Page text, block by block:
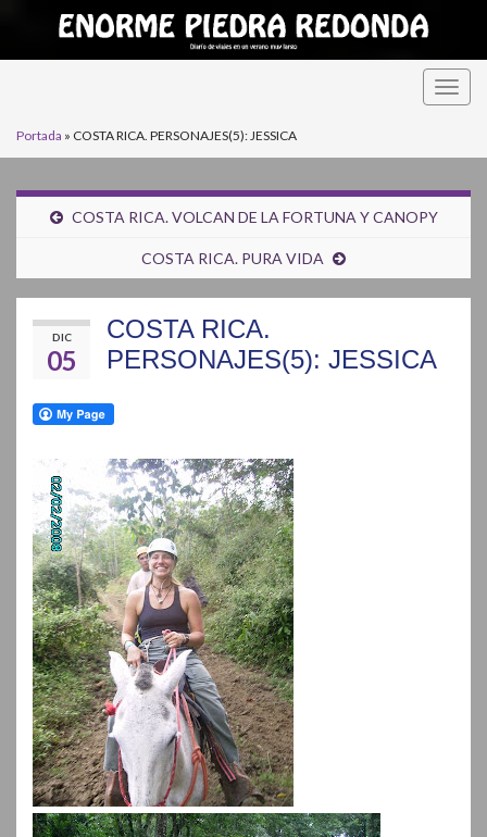
Portada » COSTA RICA. PERSONAJES(5): JESSICA
COSTA RICA. VOLCAN DE LA FORTUNA Y CANOPY
COSTA RICA. PURA VIDA
DIC
05
COSTA RICA.
PERSONAJES(5): JESSICA